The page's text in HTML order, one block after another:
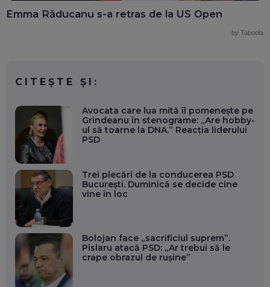
Emma Răducanu s-a retras de la US Open
by Taboola
CITEȘTE ȘI:
Avocata care lua mită îl pomenește pe
Grindeanu în stenograme: „Are hobby-
ul să toarne la DNA.” Reacția liderului
PSD
Trei plecări de la conducerea PSD
București. Duminică se decide cine
vine în loc
Bolojan face „sacrificiul suprem”.
Pîslaru atacă PSD: „Ar trebui să le
crape obrazul de rușine”